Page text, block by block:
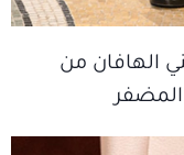
الهافان من
المضفر